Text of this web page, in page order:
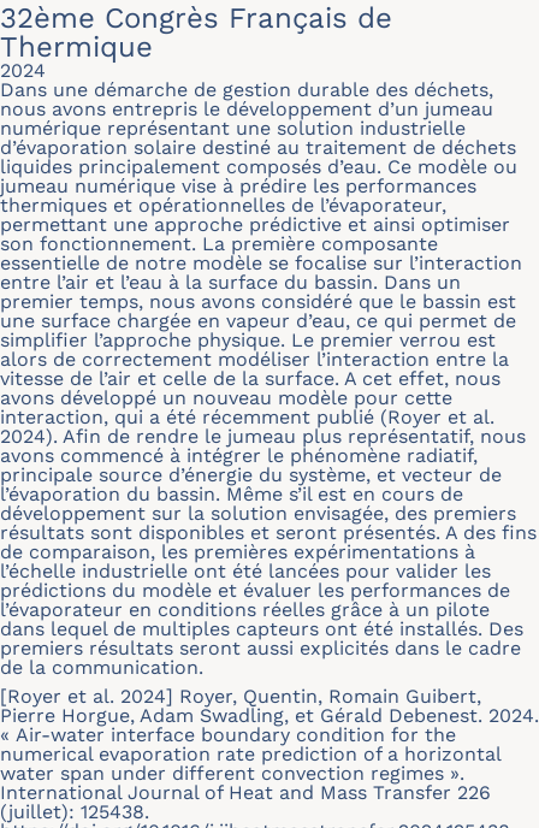
32ème Congrès Français de
Thermique
2024
Dans une démarche de gestion durable des déchets,
nous avons entrepris le développement d’un jumeau
numérique représentant une solution industrielle
d’évaporation solaire destiné au traitement de déchets
liquides principalement composés d’eau. Ce modèle ou
jumeau numérique vise à prédire les performances
thermiques et opérationnelles de l’évaporateur,
permettant une approche prédictive et ainsi optimiser
son fonctionnement. La première composante
essentielle de notre modèle se focalise sur l’interaction
entre l’air et l’eau à la surface du bassin. Dans un
premier temps, nous avons considéré que le bassin est
une surface chargée en vapeur d’eau, ce qui permet de
simplifier l’approche physique. Le premier verrou est
alors de correctement modéliser l’interaction entre la
vitesse de l’air et celle de la surface. A cet effet, nous
avons développé un nouveau modèle pour cette
interaction, qui a été récemment publié (Royer et al.
2024). Afin de rendre le jumeau plus représentatif, nous
avons commencé à intégrer le phénomène radiatif,
principale source d’énergie du système, et vecteur de
l’évaporation du bassin. Même s’il est en cours de
développement sur la solution envisagée, des premiers
résultats sont disponibles et seront présentés. A des fins
de comparaison, les premières expérimentations à
l’échelle industrielle ont été lancées pour valider les
prédictions du modèle et évaluer les performances de
l’évaporateur en conditions réelles grâce à un pilote
dans lequel de multiples capteurs ont été installés. Des
premiers résultats seront aussi explicités dans le cadre
de la communication.
[Royer et al. 2024] Royer, Quentin, Romain Guibert,
Pierre Horgue, Adam Swadling, et Gérald Debenest. 2024.
« Air-water interface boundary condition for the
numerical evaporation rate prediction of a horizontal
water span under different convection regimes ».
International Journal of Heat and Mass Transfer 226
(juillet): 125438.